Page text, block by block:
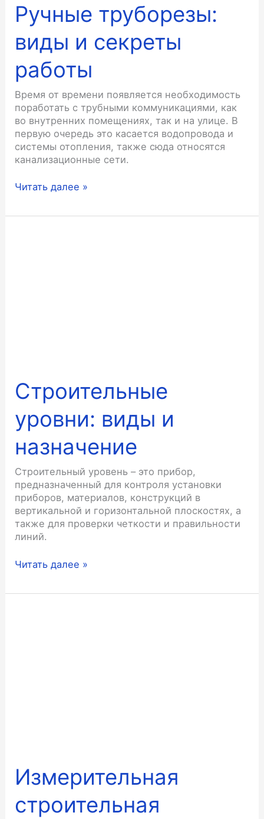
Ручные труборезы:
виды и секреты
работы
Время от времени появляется необходимость
поработать с трубными коммуникациями, как
во внутренних помещениях, так и на улице. В
первую очередь это касается водопровода и
системы отопления, также сюда относятся
канализационные сети.
Ручные
Читать далее »
Строительные
уровни: виды и
назначение
Строительный уровень – это прибор,
предназначенный для контроля установки
приборов, материалов, конструкций в
вертикальной и горизонтальной плоскостях, а
также для проверки четкости и правильности
линий.
Строительные
Читать далее »
Измерительная
строительная